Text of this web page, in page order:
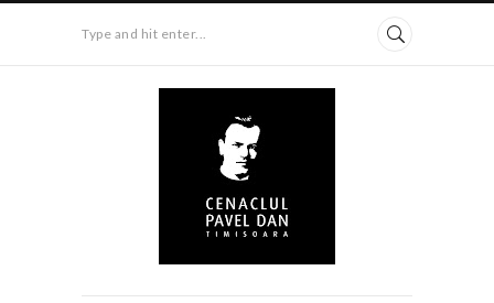
Type and hit enter...